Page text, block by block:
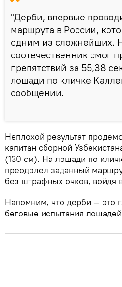
"Дерби, впервые
маршрута в России,
одним из сложнейших.
соотечественник смог
препятствий за 55,38
лошади по кличке
сообщении.
Неплохой результат
капитан сборной
(130 см). На лошади по
преодолел заданный
без штрафных очков, войдя
Напомним, что дерби — это
беговые испытания